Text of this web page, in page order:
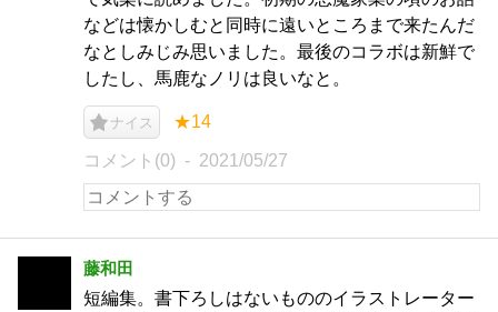
などは懐かしむと同時に遠いところまで来たんだ
なとしみじみ思いました。最後のコラボは新鮮で
したし、馬鹿なノリは良いなと。
ナイス ★14
コメント(0) 2021/05/27
藤和田
短編集。書下ろしはないもののイラストレーター